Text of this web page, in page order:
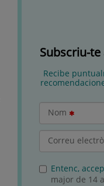
Subscriu-
Recibe
Nom
Correu
Entenc,
major de 14